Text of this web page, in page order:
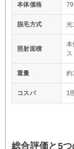
本体価格
脱毛方式 光
照射面積
本
重量 約
コスパ 1
総合評価と5